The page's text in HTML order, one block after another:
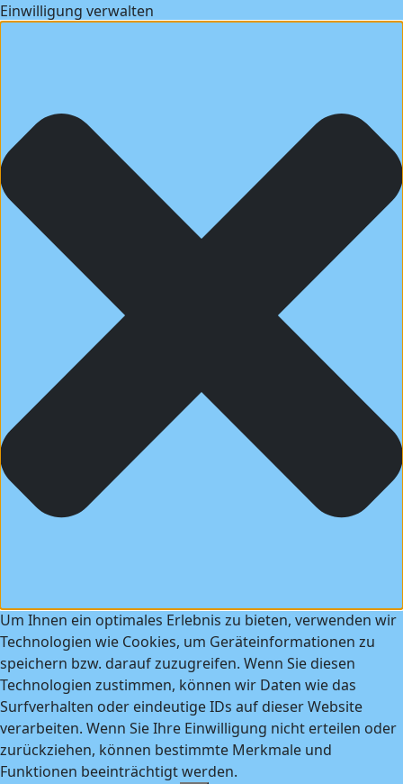
Einwilligung verwalten
Um Ihnen ein optimales Erlebnis zu bieten, verwenden wir
Technologien wie Cookies, um Geräteinformationen zu
speichern bzw. darauf zuzugreifen. Wenn Sie diesen
Technologien zustimmen, können wir Daten wie das
Surfverhalten oder eindeutige IDs auf dieser Website
verarbeiten. Wenn Sie Ihre Einwilligung nicht erteilen oder
zurückziehen, können bestimmte Merkmale und
Funktionen beeinträchtigt werden.